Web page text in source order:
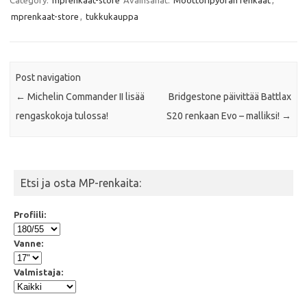
b
o
t
e
s
A
mprenkaat-store , tukkukauppa
Post navigation
← Michelin Commander II lisää
rengaskokoja tulossa!
Bridgestone päivittää Battlax
S20 renkaan Evo – malliksi! →
Etsi ja osta MP-renkaita:
Profiili:
Vanne:
Valmistaja: